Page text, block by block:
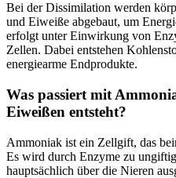
Bei der Dissimilation werden
und Eiweiße abgebaut, um
erfolgt unter Einwirkung von
Zellen. Dabei entstehen
energiearme Endprodukte.
Was passiert mit
Eiweißen entsteht?
Ammoniak ist ein Zellgift, das
Es wird durch Enzyme zu
hauptsächlich über die Nieren